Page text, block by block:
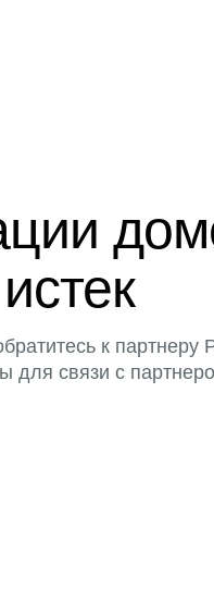
к партнеру
для связи с